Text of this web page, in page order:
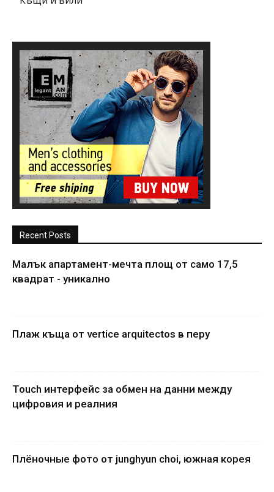
Recent Posts
Малък апартамент-мечта площ от само 17,5
квадрат - уникално
Плаж къща от vertice arquitectos в перу
Touch интерфейс за обмен на данни между
цифровия и реалния
Плёночные фото от junghyun choi, южная корея